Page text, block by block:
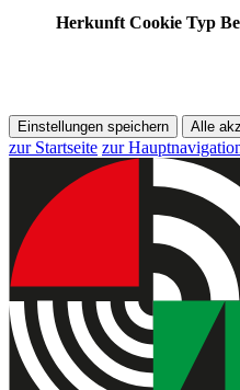
Herkunft Cookie Typ
Einstellungen speichern Alle
zur Startseite zur